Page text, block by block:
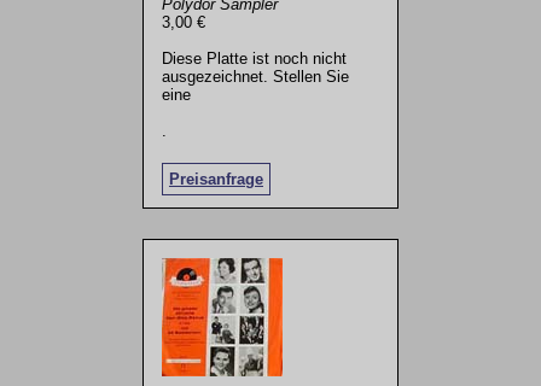
Polydor Sampler
3,00 €
Diese Platte ist noch nicht
ausgezeichnet. Stellen Sie
eine
Preisanfrage